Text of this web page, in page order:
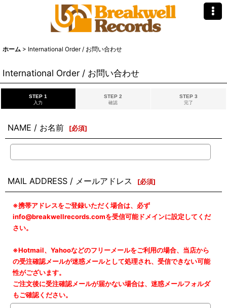
ホーム > International Order / お問い合わせ
International Order / お問い合わせ
STEP 1
入力
STEP 2
確認
STEP 3
完了
NAME / お名前 [必須]
MAIL ADDRESS / メールアドレス [必須]
※携帯アドレスをご登録いただく場合は、必ず
info@breakwellrecords.comを受信可能ドメインに設定してくだ
さい。
※Hotmail、Yahooなどのフリーメールをご利用の場合、当店から
の受注確認メールが迷惑メールとして処理され、受信できない可能
性がございます。
ご注文後に受注確認メールが届かない場合は、迷惑メールフォルダ
もご確認ください。